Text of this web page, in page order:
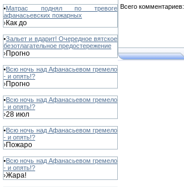
•Матрас поднял по тревоге
афанасьевских пожарных
›Как до
•Зальет и вдарит! Очередное вятское
безотлагательное предостережение
›Прогно
•Всю ночь над Афанасьевом гремело
- и опять!?
›Прогно
•Всю ночь над Афанасьевом гремело
- и опять!?
›28 июл
•Всю ночь над Афанасьевом гремело
- и опять!?
›Пожаро
•Всю ночь над Афанасьевом гремело
- и опять!?
›Жара!
Всего комментариев: